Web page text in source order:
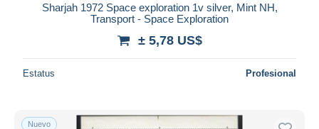
iDeal
Deseleccionar todo
Sharjah 1972 Space exploration 1v silver, Mint NH,
Transport - Space Exploration
± 5,78 US$
Estatus Profesional
Nuevo